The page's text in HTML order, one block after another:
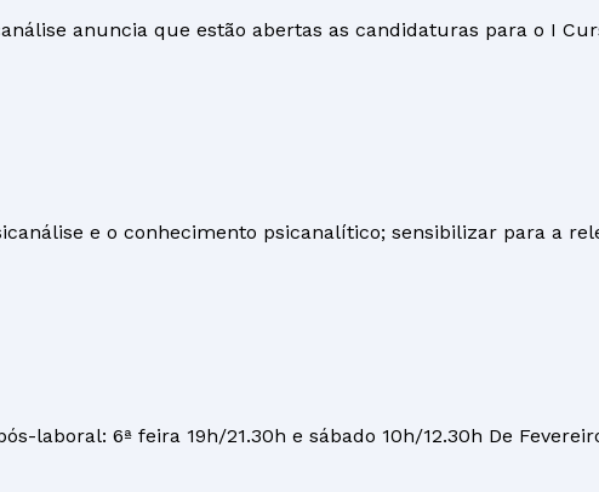
anuncia que estão abertas as candidaturas para o I
e o conhecimento psicanalítico; sensibilizar para a
laboral: 6ª feira 19h/21.30h e sábado 10h/12.30h De